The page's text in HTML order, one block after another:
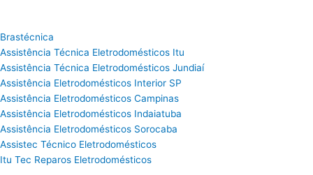
Brastécnica
Assistência Técnica Eletrodomésticos Itu
Assistência Técnica Eletrodomésticos Jundiaí
Assistência Eletrodomésticos Interior SP
Assistência Eletrodomésticos Campinas
Assistência Eletrodomésticos Indaiatuba
Assistência Eletrodomésticos Sorocaba
Assistec Técnico Eletrodomésticos
Itu Tec Reparos Eletrodomésticos